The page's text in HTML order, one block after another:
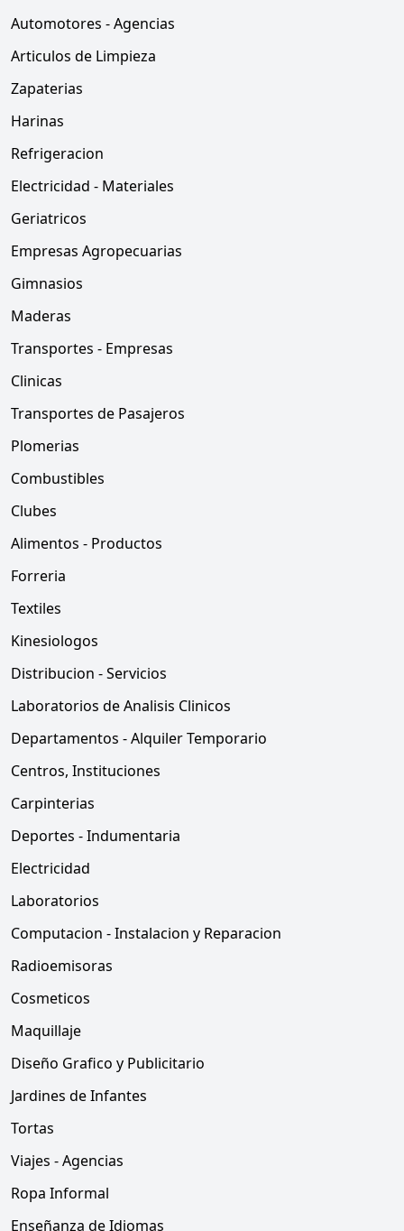
Automotores - Agencias
Articulos de Limpieza
Zapaterias
Harinas
Refrigeracion
Electricidad - Materiales
Geriatricos
Empresas Agropecuarias
Gimnasios
Maderas
Transportes - Empresas
Clinicas
Transportes de Pasajeros
Plomerias
Combustibles
Clubes
Alimentos - Productos
Forreria
Textiles
Kinesiologos
Distribucion - Servicios
Laboratorios de Analisis Clinicos
Departamentos - Alquiler Temporario
Centros, Instituciones
Carpinterias
Deportes - Indumentaria
Electricidad
Laboratorios
Computacion - Instalacion y Reparacion
Radioemisoras
Cosmeticos
Maquillaje
Diseño Grafico y Publicitario
Jardines de Infantes
Tortas
Viajes - Agencias
Ropa Informal
Enseñanza de Idiomas